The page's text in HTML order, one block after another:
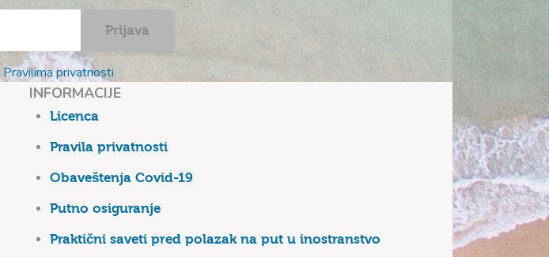
Prijava
Pravilima privatnosti.
INFORMACIJE
Licenca
Pravila privatnosti
Obaveštenja Covid-19
Putno osiguranje
Praktični saveti pred polazak na put u inostranstvo